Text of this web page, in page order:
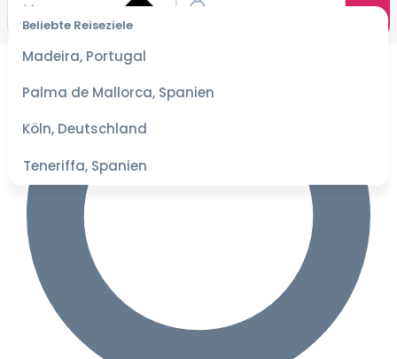
Beliebte Reiseziele
Madeira, Portugal
Palma de Mallorca, Spanien
Köln, Deutschland
Teneriffa, Spanien
Wähle
Datum
für die
besten
Preise